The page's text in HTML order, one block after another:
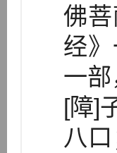
佛
经
一
[障]
八